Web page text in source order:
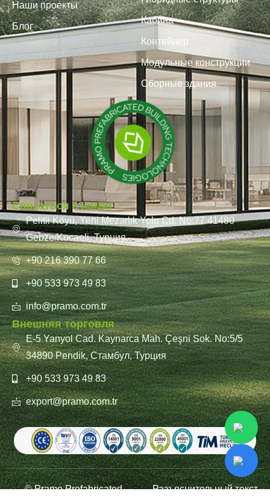
Наши проекты
Блог
Кабина
Контейнер
Модульные конструкции
Сборные здания
Связаться с нами!
Pelitli Köyü, Yeni Mezarlık Yolu Cd. No:77 41480
Gebze/Kocaeli, Турция
+90 216 390 77 66
+90 533 973 49 83
info@pramo.com.tr
Внешняя торговля
E-5 Yanyol Cad. Kaynarca Mah. Çeşni Sok. No:5/5
34890 Pendik, Стамбул, Турция
+90 533 973 49 83
export@pramo.com.tr
© Pramo Prefabricated Разъяснительный текст